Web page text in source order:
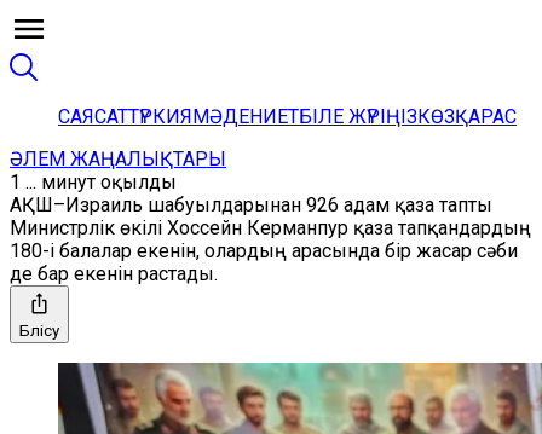
САЯСАТТҮРКИЯМӘДЕНИЕТБІЛЕ ЖҮРІҢІЗКӨЗҚАРАС
ӘЛЕМ ЖАҢАЛЫҚТАРЫ
1 ... минут оқылды
АҚШ–Израиль шабуылдарынан 926 адам қаза тапты
Министрлік өкілі Хоссейн Керманпур қаза тапқандардың
180-і балалар екенін, олардың арасында бір жасар сәби
де бар екенін растады.
Бөлісу